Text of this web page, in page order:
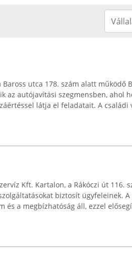
Baross utca 178. szám alatt működő
az autójavítási szegmensben, ahol
látja el feladatait. A családi
Kft. Kartalon, a Rákóczi út 116.
biztosít ügyfeleinek.
és a megbízhatóság áll, ezzel